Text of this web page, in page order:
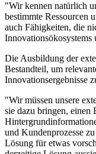
"Wir kennen natürlich
bestimmte Ressourcen
auch Fähigkeiten, die
Innovationsökosystems
Die Ausbildung der
Bestandteil, um
Innovationsergebnisse
"Wir müssen unsere
sie dazu bringen, einen
und Kundenprozesse
Lösung für etwas